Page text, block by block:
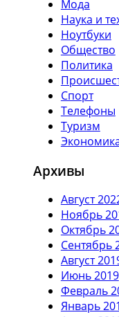
Мода
Наука и
Ноутбуки
Общество
Политика
Спорт
Телефоны
Туризм
Архивы
Август
Ноябрь
Октябрь
Сентябрь
Август
Июнь 2019
Февраль
Январь